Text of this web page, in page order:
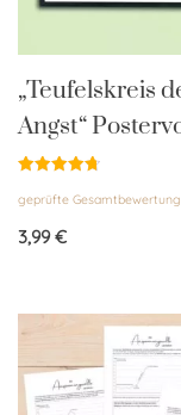
„Teufelskreis
Angst“
mit
von 5
geprüfte
3,99€